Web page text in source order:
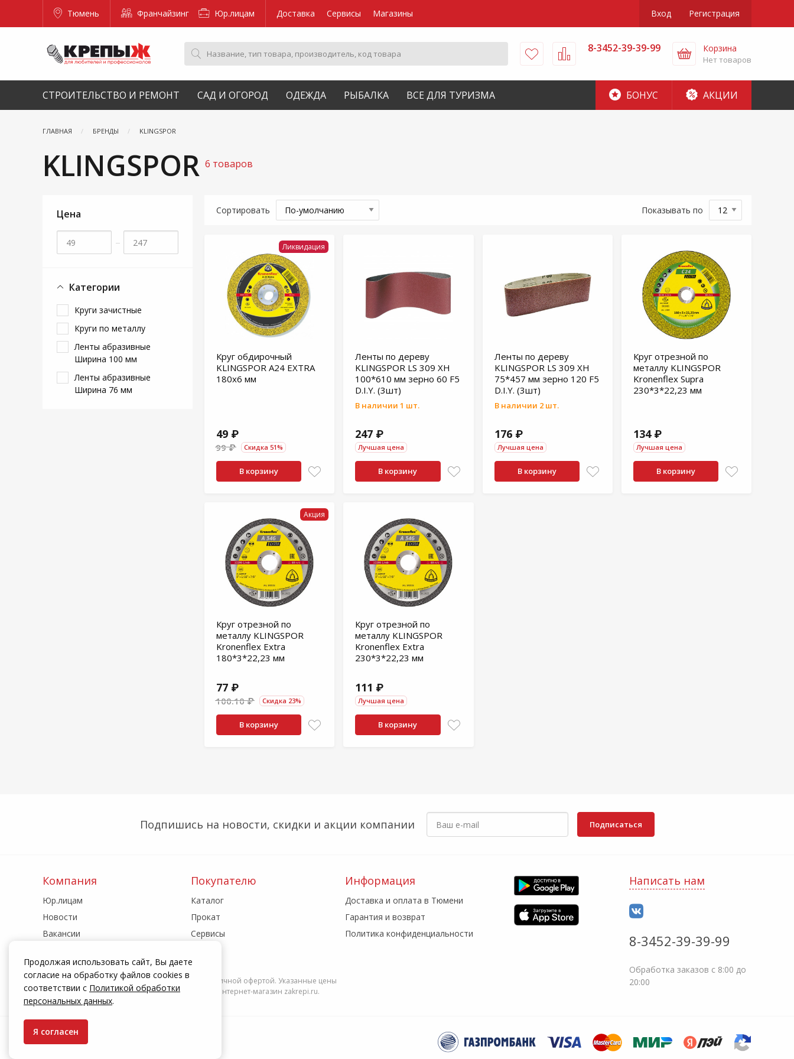
Тюмень Франчайзинг Юр.лицам Доставка Сервисы Магазины Вход Регистрация
8-3452-39-39-99 Корзина
Нет товаров
СТРОИТЕЛЬСТВО И РЕМОНТ САД И ОГОРОД ОДЕЖДА РЫБАЛКА ВСЕ ДЛЯ ТУРИЗМА БОНУС АКЦИИ
ГЛАВНАЯ БРЕНДЫ KLINGSPOR
KLINGSPOR 6 товаров
Цена
–
Категории
Круги зачистные
Круги по металлу
Ленты абразивные
Ширина 100 мм
Ленты абразивные
Ширина 76 мм
Сортировать Показывать по
Ликвидация
Круг обдирочный
KLINGSPOR А24 EXTRA
180х6 мм
49 ₽
99 ₽ Скидка 51%
В корзину
Ленты по дереву
KLINGSPOR LS 309 XH
100*610 мм зерно 60 F5
D.I.Y. (3шт)
В наличии 1 шт.
247 ₽
Лучшая цена
В корзину
Ленты по дереву
KLINGSPOR LS 309 XH
75*457 мм зерно 120 F5
D.I.Y. (3шт)
В наличии 2 шт.
176 ₽
Лучшая цена
В корзину
Круг отрезной по
металлу KLINGSPOR
Kronenflex Supra
230*3*22,23 мм
134 ₽
Лучшая цена
В корзину
Акция
Круг отрезной по
металлу KLINGSPOR
Kronenflex Extra
180*3*22,23 мм
77 ₽
100.10 ₽ Скидка 23%
В корзину
Круг отрезной по
металлу KLINGSPOR
Kronenflex Extra
230*3*22,23 мм
111 ₽
Лучшая цена
В корзину
Подпишись на новости, скидки и акции компании Подписаться
Компания
Юр.лицам
Новости
Вакансии
Адреса магазинов
Покупателю
Каталог
Прокат
Сервисы
Статьи
Информация
Доставка и оплата в Тюмени
Гарантия и возврат
Политика конфиденциальности
Написать нам
8-3452-39-39-99
Обработка заказов с 8:00 до
20:00
Информация на сайте zakrepi.ru не является публичной офертой. Указанные цены
действуют только при оформлении заказа через интернет-магазин zakrepi.ru.
© КрепыЖ, 2004 — 2026
Продолжая использовать сайт, Вы даете
согласие на обработку файлов cookies в
соответствии с Политикой обработки
персональных данных.
Я согласен